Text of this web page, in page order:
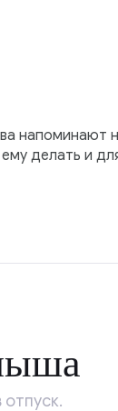
напоминают
делать и